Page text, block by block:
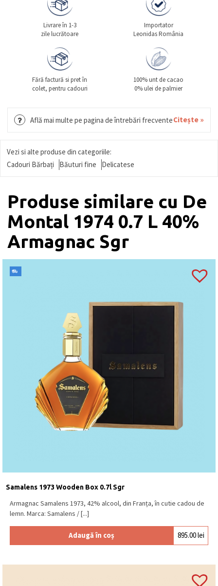
Livrare în 1-3
zile lucrătoare
Importator
Leonidas România
Fără factură si pret în
colet, pentru cadouri
100% unt de cacao
0% ulei de palmier
Află mai multe pe pagina de întrebări frecventeCitește »
Vezi si alte produse din categoriile:
Cadouri Bărbați
Băuturi fine Delicatese
Produse similare cu De
Montal 1974 0.7 L 40%
Armagnac Sgr
Samalens 1973 Wooden Box 0.7l Sgr
Armagnac Samalens 1973, 42% alcool, din Franța, în cutie cadou de
lemn. Marca: Samalens / [...]
Adaugă în coș 895.00lei